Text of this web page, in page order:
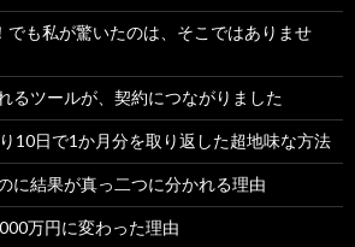
でも私が驚いたのは、そこではありませ
るツールが、契約につながりました
10日で1か月分を取り返した超地味な方法
に結果が真っ二つに分かれる理由
万円に変わった理由